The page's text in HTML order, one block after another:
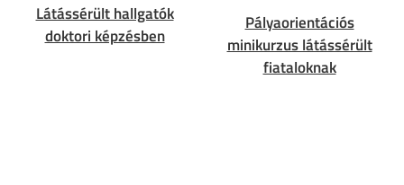
Látássérült hallgatók
doktori képzésben
Pályaorientációs
minikurzus látássérült
fiataloknak